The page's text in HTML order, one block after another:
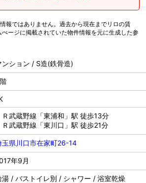
報ではありません。過去から現在までリロの賃
ージに掲載されていた物件情報を元に生成した参
ンション / S造(鉄骨造)
Ｒ武蔵野線「東浦和」駅 徒歩13分
Ｒ武蔵野線「東川口」駅 徒歩21分
玉県川口市在家町26-14
年9月
湯 / バストイレ別 / シャワー / 浴室乾燥